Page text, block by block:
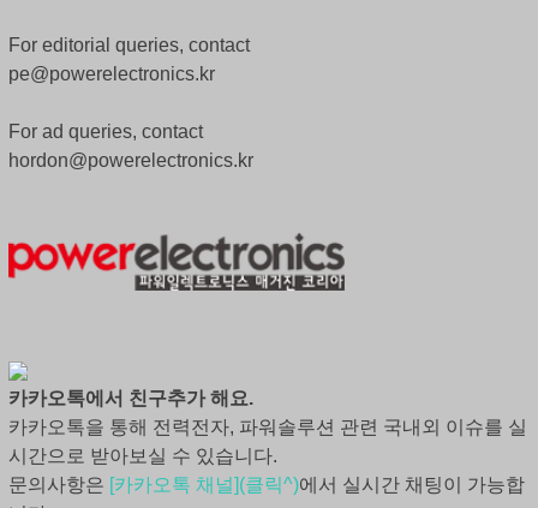
For editorial queries, contact
pe@powerelectronics.kr
For ad queries, contact
hordon@powerelectronics.kr
카카오톡에서 친구추가 해요.
카카오톡을 통해 전력전자, 파워솔루션 관련 국내외 이슈를 실
시간으로 받아보실 수 있습니다.
문의사항은 [카카오톡 채널](클릭^)에서 실시간 채팅이 가능합